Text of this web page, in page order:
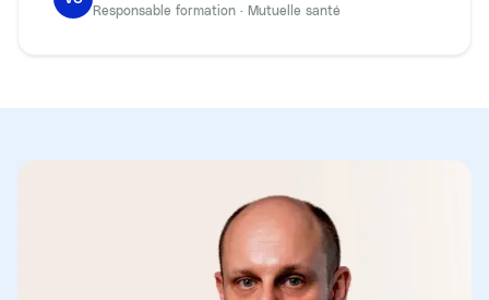
Responsable formation · Mutuelle santé